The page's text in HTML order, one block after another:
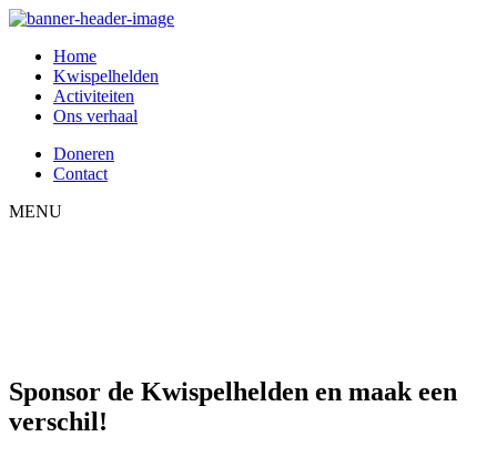
Home
Kwispelhelden
Activiteiten
Ons verhaal
Doneren
Contact
MENU
Sponsor de Kwispelhelden en maak een
verschil!